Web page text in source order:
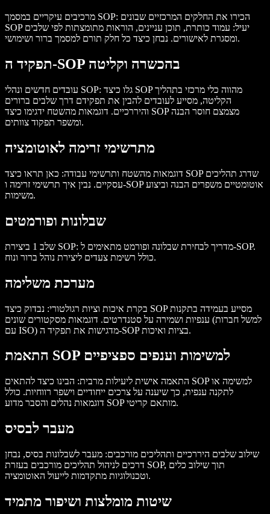
מרכיבים עיקריים במסמך SOP: הכירו את החלקים המרכזיים שבונים
SOP יעיל: עמוד כותרת, תוכן עניינים, הוראות מתומצתות לפי שלבים
ומסגרת לאישורים. נבחן כיצד כל חלק תורם למסמך ברור ושימושי.
תפקיד ה-SOP בהכשרה וקליטה
עובדים חדשים ונהלי SOP: גלו כיצד SOP מהווה כלי מרכזי בתהליך
הקליטה, מסייע לעובדים להבין את תפקידם דרך שלבים ברורים
והיררכיים. דוגמאות מהשטח ידגימו כיצד SOP מצמצם חוסר הבנה
ומשפר תפקוד צוותים.
מתרשימי זרימה לאוטומציה
דוגמאות מהשטח ותרשימי עבודה: כאן תראו כיצד SOP שדרג תהליכים
עסקיים. נבין איך תרשימי זרימה ו-SOP אוטומטיים משפרים הבנה וביצוע
משימות.
שבלונות ופורמטים
שלב 1 ביצירת SOP: מדריך לבחירת שבלונה ופורמט מתאימים ל-SOP.
כולל רשימת צעדים ליצירת נוהל ברור ונוח.
מערכת משלימה
בקרת איכות וציות רגולטורי: נבדוק כיצד SOP מסייע בעמידה בתקנות
ענפיות ושמירה על סטנדרטים. דוגמאות מסקטורים שונים (למשל חברות
עם ISO) מדגישות את תפקיד ה-SOP בציות ואיכות.
התאמת SOP למשימות וענפים ספציפיים
התאמה אישית ליעילות מרבית: הבינו כיצד להתאים SOP למשימה או
לתקנה ענפית, כך שיענה על צרכים ייחודיים וישפר רווחיות. כולל
דוגמאות נהלים והסבר מדוע SOP מותאם קריטי.
מעבר לבסיס
שילוב שלבים היררכיים ותהליכים מורכבים: מעבר לשבלונות בסיס, נבחן
דרכים לניהול תהליכים מורכבים בעזרת SOP, תוך שילוב כלים
וטכנולוגיות מתקדמות לייעול האוטומציה.
שיטות מומלצות ושיפור מתמיד